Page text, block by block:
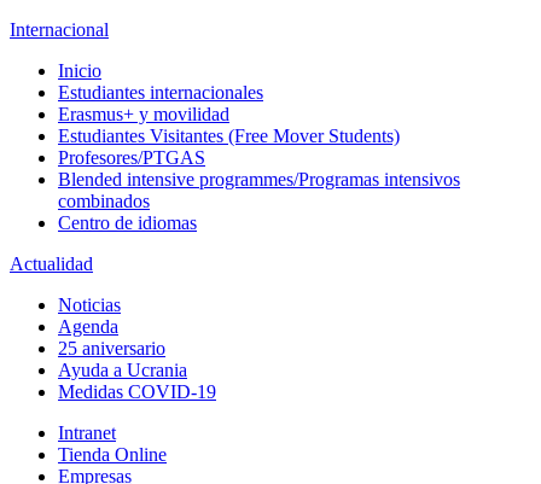
Internacional
Inicio
Estudiantes internacionales
Erasmus+ y movilidad
Estudiantes Visitantes (Free Mover Students)
Profesores/PTGAS
Blended intensive programmes/Programas intensivos
combinados
Centro de idiomas
Actualidad
Noticias
Agenda
25 aniversario
Ayuda a Ucrania
Medidas COVID-19
Intranet
Tienda Online
Empresas